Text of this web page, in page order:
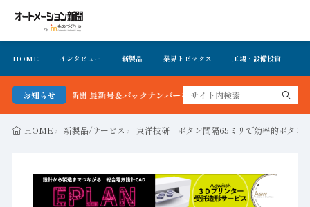
HOME インタビュー 新製品 業界トピックス 工場・設備投資
お知らせ
ション新聞 最新号＆バックナンバーを無料で公開中 詳細はこちら
HOME 新製品/サービス 東洋技研 ボタン間隔65ミリで効率的ボタン